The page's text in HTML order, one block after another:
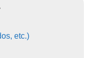
etc.)